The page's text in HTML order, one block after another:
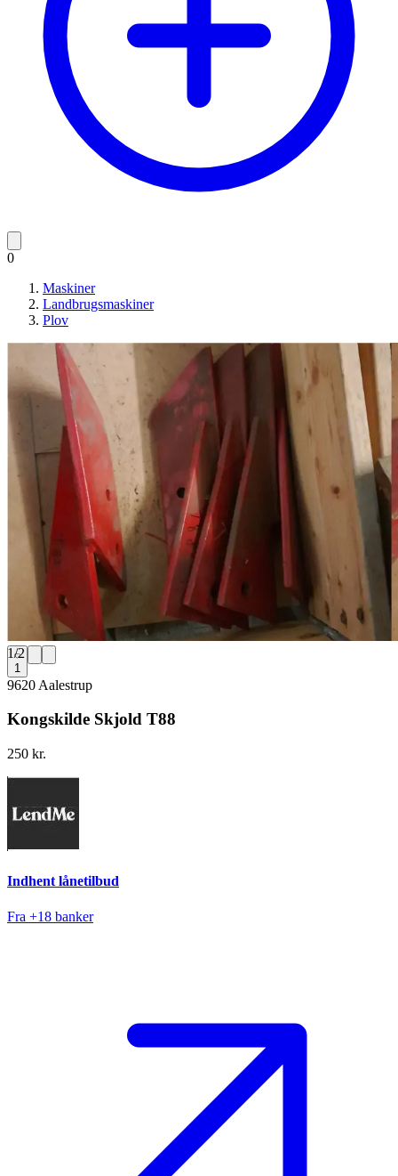
0
Maskiner
Landbrugsmaskiner
Plov
1/2
1
9620 Aalestrup
Kongskilde Skjold T88
250 kr.
Indhent lånetilbud
Fra +18 banker